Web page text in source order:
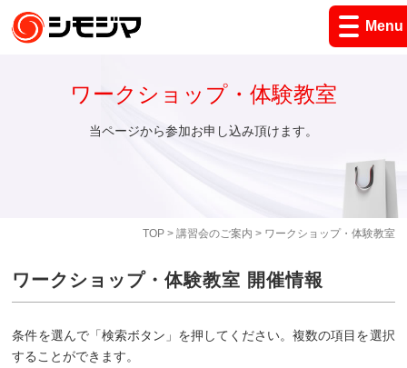
Menu
TOP> 講習会のご案内 > ワークショップ・体験教室
ワークショップ・体験教室
当ページから参加お申し込み頂けます。
ワークショップ・体験教室 開催情報
条件を選んで「検索ボタン」を押してください。複数の項目を選択
することができます。